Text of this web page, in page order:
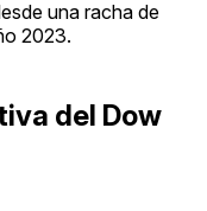
una racha de
2023.
del Dow